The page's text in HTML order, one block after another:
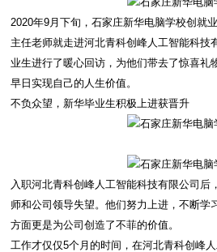
2020年9月下旬，石家庄新华电脑学校创就
主任老师就走进河北青科创峰人工智能科技
业生进行了暖心回访，为他们带去了惊喜礼
早日实现自己的人生价值。
不负众望，新华毕业生积极上进获晋升
入职河北青科创峰人工智能科技有限公司后
师和公司领导失望。他们努力上进，不断学
方面更是为公司创造了不菲的价值。
工作才仅仅5个月的时间，在河北青科创峰